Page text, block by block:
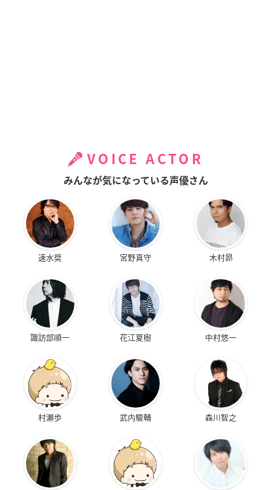
VOICE ACTOR
みんなが気になっている声優さん
速水奨 宮野真守 木村昴
諏訪部順一 花江夏樹 中村悠一
村瀬歩 武内駿輔 森川智之